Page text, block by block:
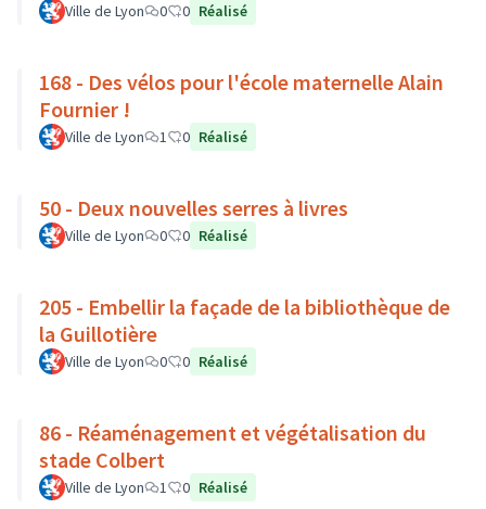
Ville de Lyon 0 0 Réalisé
168 - Des vélos pour l'école maternelle Alain
Fournier !
Ville de Lyon 1 0 Réalisé
50 - Deux nouvelles serres à livres
Ville de Lyon 0 0 Réalisé
205 - Embellir la façade de la bibliothèque de
la Guillotière
Ville de Lyon 0 0 Réalisé
86 - Réaménagement et végétalisation du
stade Colbert
Ville de Lyon 1 0 Réalisé